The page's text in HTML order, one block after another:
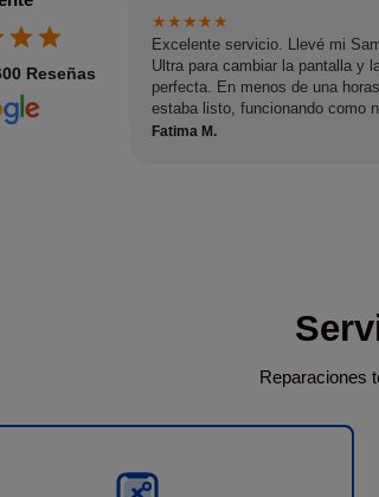
Reseñas
★★★★★
Excelente servicio. Llevé mi
Ultra para cambiar la pantalla y
perfecta. En menos de una
estaba listo, funcionando como
fue excelente: muy amable,
Fatima M.
Reparaciones